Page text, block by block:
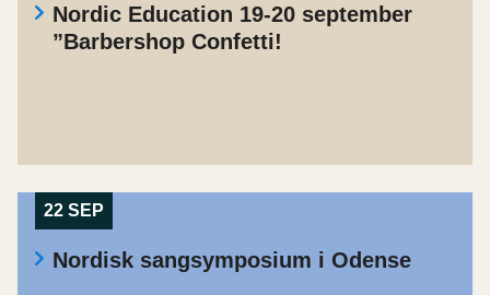
Nordic Education 19-20 september
”Barbershop Confetti!
22 SEP
Nordisk sangsymposium i Odense